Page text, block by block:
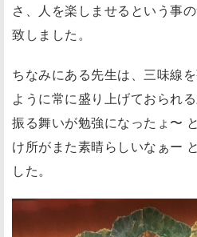
さ、人を楽しませるという事
致しました。
ちなみにある先生は、三味線
ように常に盛り上げておられ
振る舞いが勉強になったょ〜
け所がまた素晴らしいなぁー
した。